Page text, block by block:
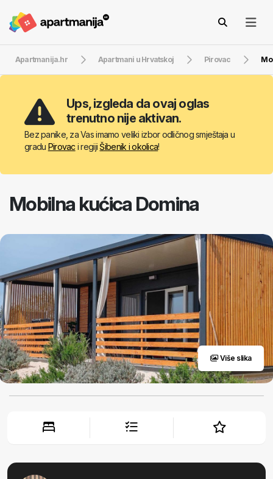
Apartmanija.hr Apartmani u Hrvatskoj Pirovac
Ups, izgleda da ovaj oglas
trenutno nije aktivan.
Bez panike, za Vas imamo veliki izbor odličnog smještaja u
gradu Pirovac i regiji Šibenik i okolica!
Mobilna kućica Domina
Više slika